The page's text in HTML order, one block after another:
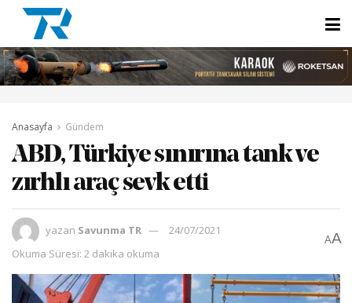
Anasayfa Gündem
ABD, Türkiye sınırına tank ve
zırhlı araç sevk etti
yazan Savunma TR
24/07/2021
Okuma Süresi: 2 dakika okuma
AA